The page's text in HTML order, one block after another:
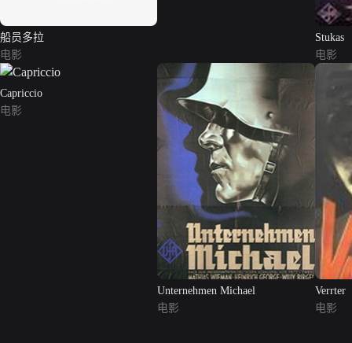
船员多拉
电影
Stukas
电影
Capriccio
电影
Unternehmen Michael
电影
Verrter
电影